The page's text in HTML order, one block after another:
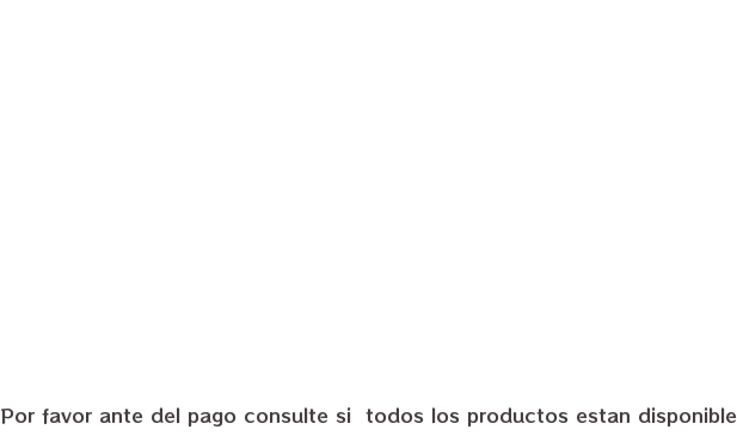
Por favor ante del pago consulte si todos los productos estan disponible